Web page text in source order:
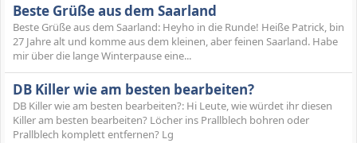
Beste Grüße aus dem Saarland
Beste Grüße aus dem Saarland: Heyho in die Runde! Heiße Patrick, bin
27 Jahre alt und komme aus dem kleinen, aber feinen Saarland. Habe
mir über die lange Winterpause eine...
DB Killer wie am besten bearbeiten?
DB Killer wie am besten bearbeiten?: Hi Leute, wie würdet ihr diesen
Killer am besten bearbeiten? Löcher ins Prallblech bohren oder
Prallblech komplett entfernen? Lg